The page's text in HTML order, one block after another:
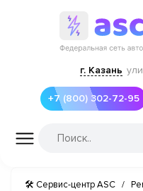
г. Казань
+7 (800) 302-72-95
🛠 Сервис-центр ASC /